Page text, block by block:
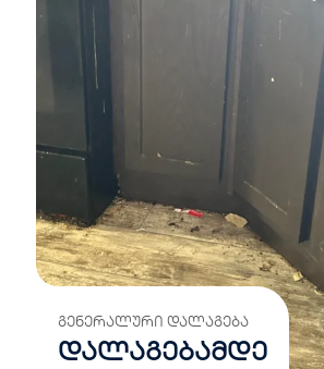
ᲒᲔᲜᲔᲠᲐᲚᲣᲠᲘ ᲓᲐᲚᲐᲒᲔᲑᲐ
დალაგებამდე